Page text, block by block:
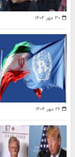
۳۰ مهر ۱۴۰۴
۲۶ مهر ۱۴۰۴